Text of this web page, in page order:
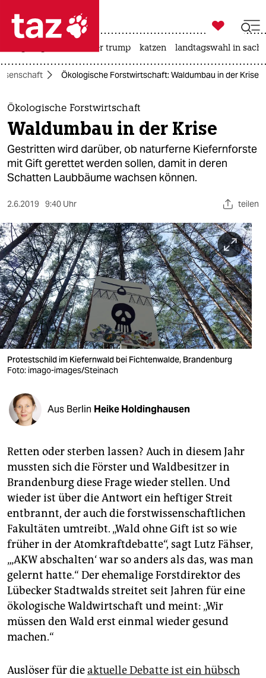
 taz zahl ich
taz zahl ich
themen
politik
öko
sport
berlin
nord
wahrheit
verlag
verlag
veranstaltungen
shop
unterstützen
abo
genossenschaft
epaper login

taz zahl ich
usa unter trump katzen landtagswahl in
Ökologische Forstwirtschaft: Waldumbau in der Krise
Ökologische Forstwirtschaft
Waldumbau in der Krise
Gestritten wird darüber, ob naturferne Kiefernforste
mit Gift gerettet werden sollen, damit in deren
Schatten Laubbäume wachsen können.
2.6.2019 9:40 Uhr teilen
Protestschild im Kiefernwald bei Fichtenwalde, Brandenburg
Foto: imago-images/Steinach
Aus Berlin Heike Holdinghausen
Retten oder sterben lassen? Auch in diesem Jahr
mussten sich die Förster und Waldbesitzer in
Brandenburg diese Frage wieder stellen. Und
wieder ist über die Antwort ein heftiger Streit
entbrannt, der auch die forstwissenschaftlichen
Fakultäten umtreibt. „Wald ohne Gift ist so wie
früher in der Atomkraftdebatte“, sagt Lutz Fähser,
„‚AKW abschalten‘ war so anders als das, was man
gelernt hatte.“ Der ehemalige Forstdirektor des
Lübecker Stadtwalds streitet seit Jahren für eine
ökologische Waldwirtschaft und meint: „Wir
müssen den Wald erst einmal wieder gesund
machen.“
Auslöser für dieaktuelle Debatte ist ein hübsch